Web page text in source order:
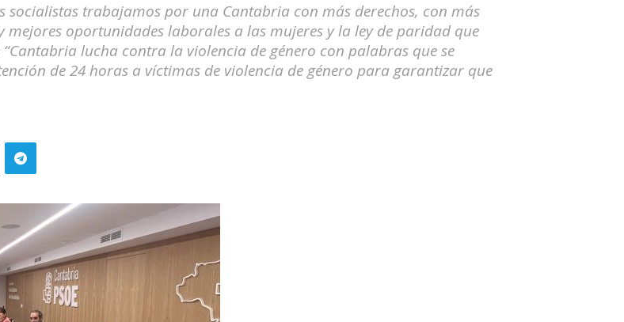
socialistas trabajamos por una Cantabria con más derechos, con más
mejores oportunidades laborales a las mujeres y la ley de paridad que
lucha contra la violencia de género con palabras que se
de 24 horas a víctimas de violencia de género para garantizar que